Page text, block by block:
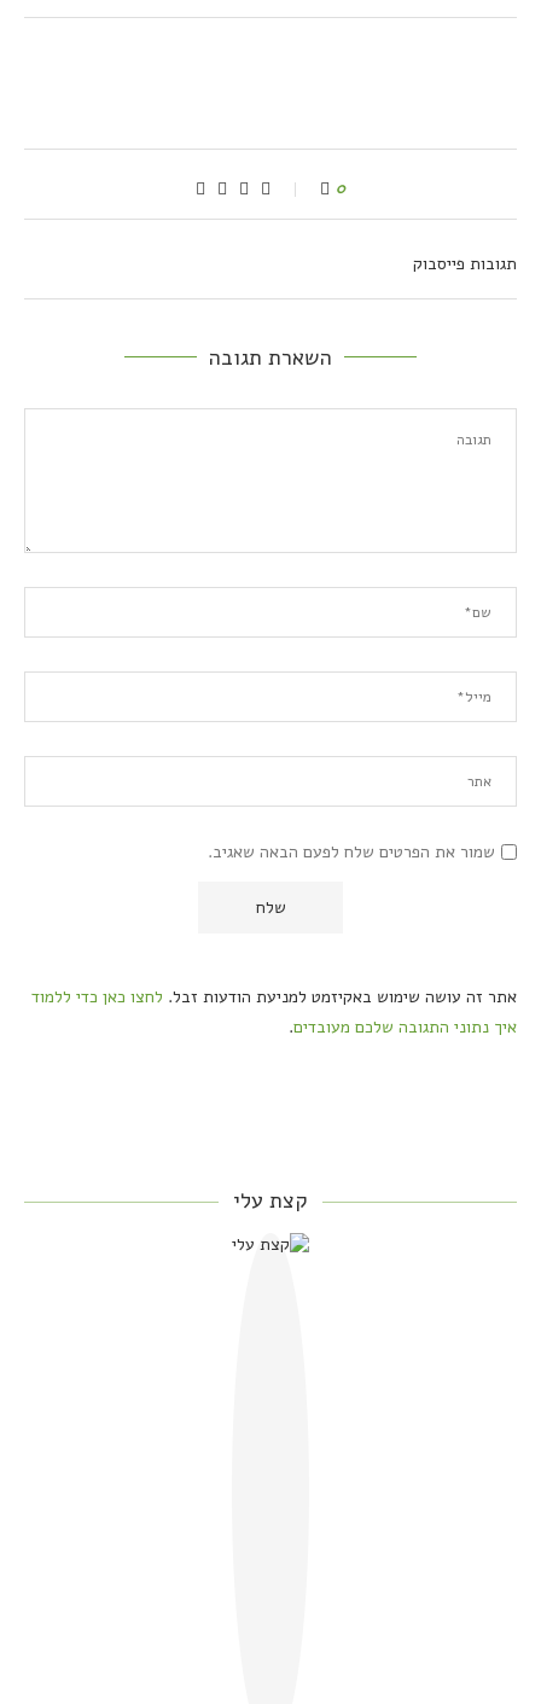
0
תגובות פייסבוק
השארת תגובה
שמור את הפרטים שלח לפעם הבאה שאגיב.
אתר זה עושה שימוש באקיזמט למניעת הודעות זבל. לחצו כאן כדי ללמוד
איך נתוני התגובה שלכם מעובדים.
קצת עלי